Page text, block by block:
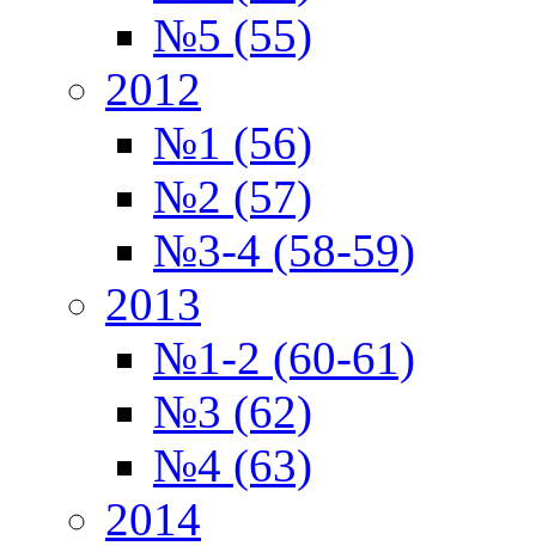
№5 (55)
2012
№1 (56)
№2 (57)
№3-4 (58-59)
2013
№1-2 (60-61)
№3 (62)
№4 (63)
2014